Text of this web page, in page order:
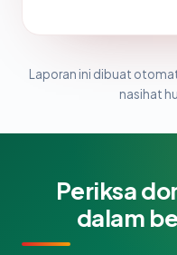
Laporan ini dibuat
nasihat
Periksa
dalam